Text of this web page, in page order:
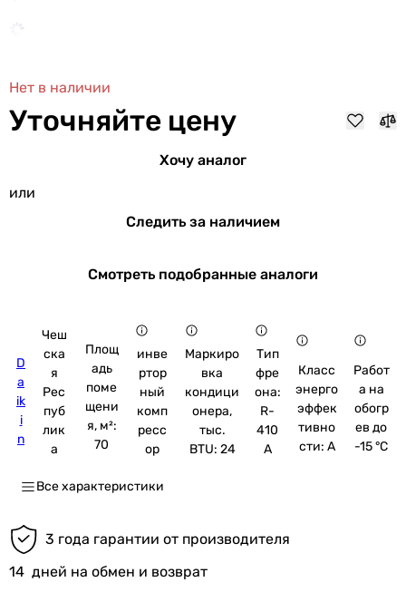
Нет в наличии
Уточняйте цену
Хочу аналог
или
Следить за наличием
Смотреть подобранные аналоги
D
a
ik
i
n
Чеш
ска
я
Рес
пуб
лик
а
Площ
адь
поме
щени
я, м²:
70
инве
ртор
ный
комп
ресс
ор
Маркиро
вка
кондици
онера,
тыс.
BTU: 24
Тип
фре
она:
R-
410
A
Класс
энерго
эффек
тивно
сти: A
Работ
а на
обогр
ев до
-15 °C
Все характеристики
3 года гарантии от производителя
14 дней на обмен и возврат